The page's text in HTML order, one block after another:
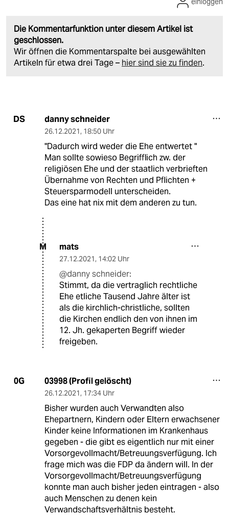
Die Kommentarfunktion unter diesem Artikel ist
geschlossen.
Wir öffnen die Kommentarspalte bei ausgewählten
Artikeln für etwa drei Tage – hier sind sie zu finden.
DS danny schneider
26.12.2021, 18:50 Uhr
"Dadurch wird weder die Ehe entwertet "
Man sollte sowieso Begrifflich zw. der
religiösen Ehe und der staatlich verbrieften
Übernahme von Rechten und Pflichten +
Steuersparmodell unterscheiden.
Das eine hat nix mit dem anderen zu tun.
M mats
27.12.2021, 14:02 Uhr
@danny schneider:
Stimmt, da die vertraglich rechtliche
Ehe etliche Tausend Jahre älter ist
als die kirchlich-christliche, sollten
die Kirchen endlich den von ihnen im
12. Jh. gekaperten Begriff wieder
freigeben.
0G 03998 (Profil gelöscht)
26.12.2021, 17:34 Uhr
Bisher wurden auch Verwandten also
Ehepartnern, Kindern oder Eltern erwachsener
Kinder keine Informationen im Krankenhaus
gegeben - die gibt es eigentlich nur mit einer
Vorsorgevollmacht/Betreuungsverfügung. Ich
frage mich was die FDP da ändern will. In der
Vorsorgevollmacht/Betreuungsverfügung
konnte man auch bisher jeden eintragen - also
auch Menschen zu denen kein
Verwandschaftsverhältnis besteht.